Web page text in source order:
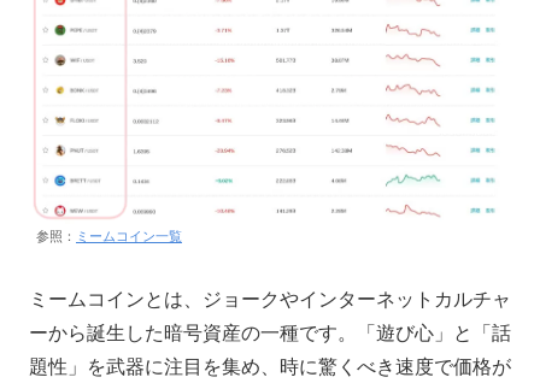
参照： ミームコイン一覧
ミームコインとは、ジョークやインターネットカルチャ
ーから誕生した暗号資産の一種です。「遊び心」と「話
題性」を武器に注目を集め、時に驚くべき速度で価格が